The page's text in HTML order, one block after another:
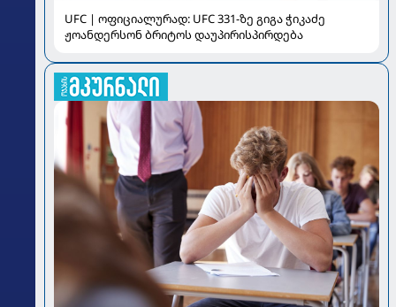
UFC | ოფიციალურად: UFC 331-ზე გიგა ჭიკაძე
ჟოანდერსონ ბრიტოს დაუპირისპირდება